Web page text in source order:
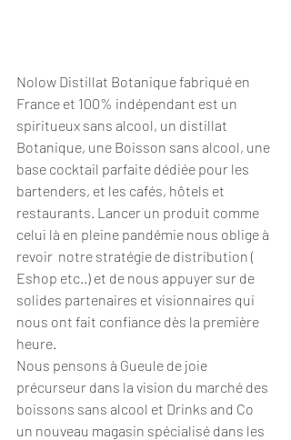
Nolow Distillat Botanique fabriqué en
France et 100% indépendant est un
spiritueux sans alcool, un distillat
Botanique, une Boisson sans alcool, une
base cocktail parfaite dédiée pour les
bartenders, et les cafés, hôtels et
restaurants. Lancer un produit comme
celui là en pleine pandémie nous oblige à
revoir  notre stratégie de distribution (
Eshop etc..) et de nous appuyer sur de
solides partenaires et visionnaires qui
nous ont fait confiance dès la première
heure.
Nous pensons à Gueule de joie
précurseur dans la vision du marché des
boissons sans alcool et Drinks and Co
un nouveau magasin spécialisé dans les